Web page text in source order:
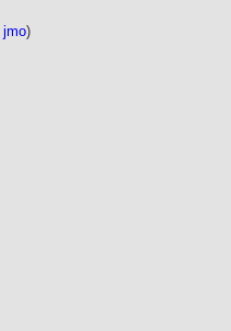
jmo)